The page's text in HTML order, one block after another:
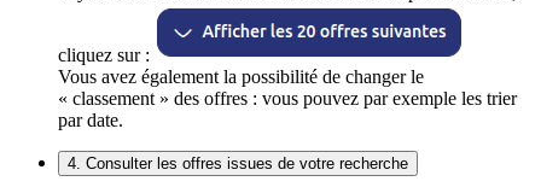
cliquez sur :
Vous avez également la possibilité de changer le
« classement » des offres : vous pouvez par exemple les trier
par date.
4. Consulter les offres issues de votre recherche